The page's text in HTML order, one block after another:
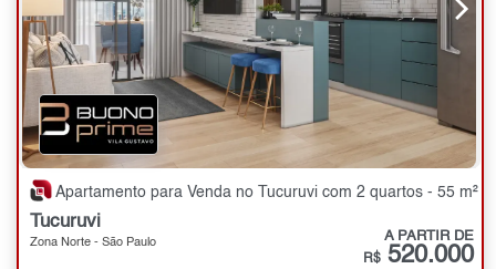
Apartamento para Venda no Tucuruvi com 2 quartos - 55 m²
Tucuruvi
Zona Norte - São Paulo A PARTIR DE
R$ 520.000